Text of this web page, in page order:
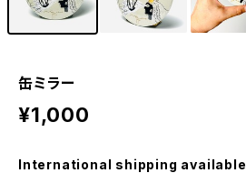
缶ミラー
¥1,000
International shipping available